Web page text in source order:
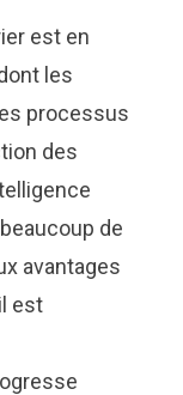
est en
les
processus
des
de
avantages
est